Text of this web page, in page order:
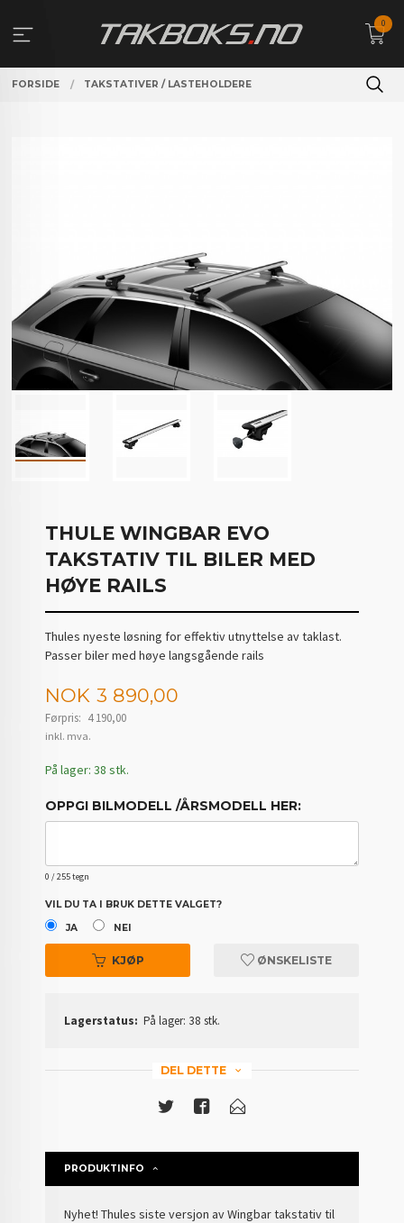
innholdet
0
FORSIDE TAKSTATIVER / LASTEHOLDERE
THULE WINGBAR EVO
TAKSTATIV TIL BILER MED
HØYE RAILS
Thules nyeste løsning for effektiv utnyttelse av taklast.
Passer biler med høye langsgående rails
Tilbud
NOK 3 890,00
Førpris: 4 190,00
Rabatt
inkl. mva.
På lager: 38 stk.
OPPGI BILMODELL /ÅRSMODELL HER:
0 / 255 tegn
VIL DU TA I BRUK DETTE VALGET?
JA
NEI
KJØP ØNSKELISTE
Lagerstatus: På lager: 38 stk.
DEL DETTE
PRODUKTINFO
Nyhet! Thules siste versjon av Wingbar takstativ til